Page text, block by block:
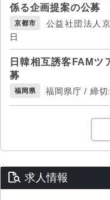
係る企画提案の公募
京都市
公益社団法人
日
日韓相互誘客FAMツ
募
福岡県 福岡県庁 / 締
求人情報